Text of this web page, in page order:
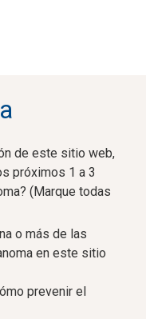
de este sitio web,
próximos 1 a 3
(Marque todas
o más de las
en este sitio
prevenir el